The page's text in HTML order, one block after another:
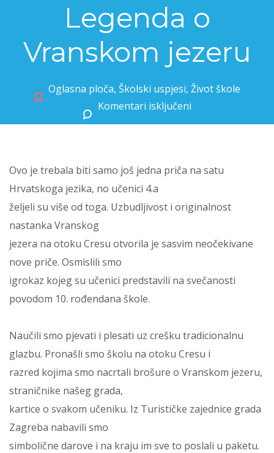
Legenda o
Vranskom jezeru
Oglasna ploča, Školski uspjesi, Život škole
Komentari isključeni
Ovo je trebala biti samo još jedna priča na satu
Hrvatskoga jezika, no učenici 4.a
željeli su više od toga. Uzbudljivost i originalnost
nastanka Vranskog
jezera na otoku Cresu otvorila je sasvim neočekivane
nove priče. Osmislili smo
igrokaz kojeg su učenici predstavili na svečanosti
povodom 10. rođendana škole.
Naučili smo pjevati i plesati uz crešku tradicionalnu
glazbu. Pronašli smo školu na otoku Cresu i
razred kojima smo nacrtali brošure o Vranskom jezeru,
straničnike našeg grada,
kartice o svakom učeniku. Iz Turističke zajednice grada
Zagreba nabavili smo
simbolične darove i na kraju im sve to poslali u paketu.